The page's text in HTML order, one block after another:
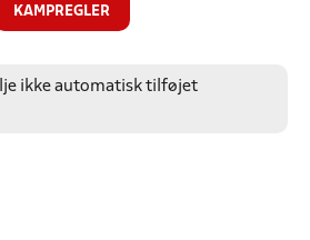
KAMPREGLER
ikke automatisk tilføjet